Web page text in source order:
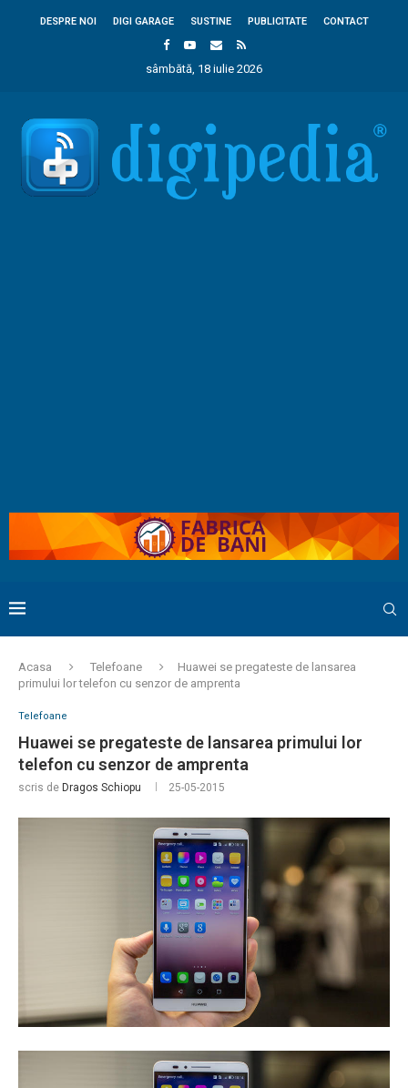
DESPRE NOI DIGI GARAGE SUSTINE PUBLICITATE CONTACT
sâmbătă, 18 iulie 2026
Acasa Telefoane
Huawei se pregateste de lansarea
primului lor telefon cu senzor de amprenta
Telefoane
Huawei se pregateste de lansarea primului lor
telefon cu senzor de amprenta
scris de Dragos Schiopu 25-05-2015